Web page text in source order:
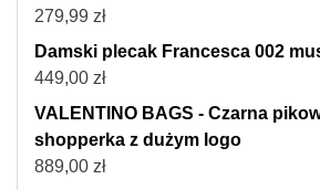
279,99 zł
Damski plecak Francesca 002
449,00 zł
VALENTINO BAGS - Czarna
shopperka z dużym logo
889,00 zł